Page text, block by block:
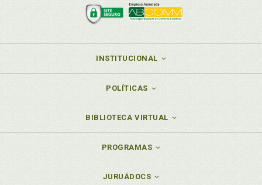
INSTITUCIONAL
POLÍTICAS
BIBLIOTECA VIRTUAL
PROGRAMAS
JURUÁDOCS